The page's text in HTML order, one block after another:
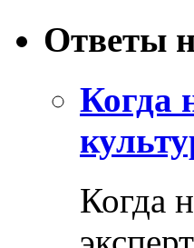
Ответы
Когда
Когда